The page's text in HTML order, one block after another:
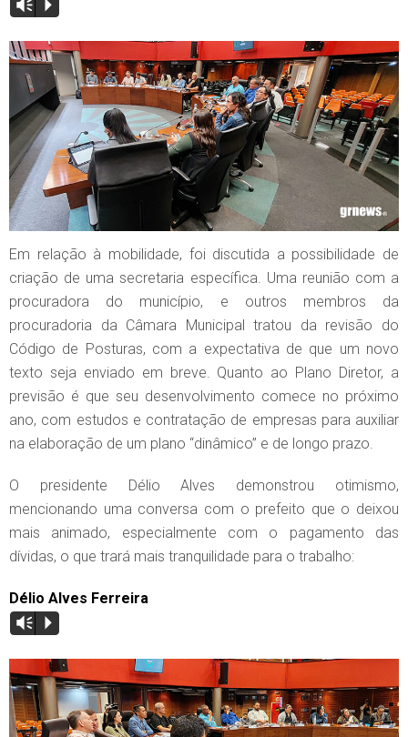
Vm P
Em relação à mobilidade, foi discutida a possibilidade de
criação de uma secretaria específica. Uma reunião com a
procuradora do município, e outros membros da
procuradoria da Câmara Municipal tratou da revisão do
Código de Posturas, com a expectativa de que um novo
texto seja enviado em breve. Quanto ao Plano Diretor, a
previsão é que seu desenvolvimento comece no próximo
ano, com estudos e contratação de empresas para auxiliar
na elaboração de um plano “dinâmico” e de longo prazo.
O presidente Délio Alves demonstrou otimismo,
mencionando uma conversa com o prefeito que o deixou
mais animado, especialmente com o pagamento das
dívidas, o que trará mais tranquilidade para o trabalho:
Délio Alves Ferreira
Vm P